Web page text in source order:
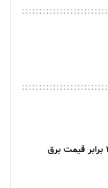
برق تولیدی پنل‌ های خورشیدی تا ۱۶ برابر قیمت برق